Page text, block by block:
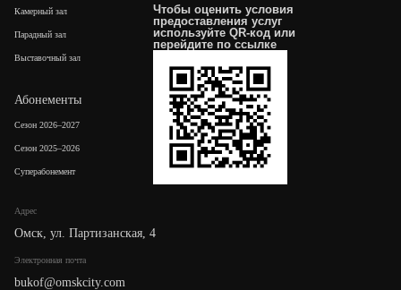
Адрес
Омск, ул. Партизанская, 4
Электронная почта
bukof@omskcity.com
Камерный зал
Парадный зал
Выставочный зал
Абонементы
Сезон 2026–2027
Сезон 2025–2026
Суперабонемент
Чтобы оценить условия
предоставления услуг
используйте QR-код или
перейдите поссылке